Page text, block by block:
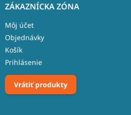
ZÁKAZNÍCKA ZÓNA
Môj účet
Objednávky
Košík
Prihlásenie
Vrátiť produkty